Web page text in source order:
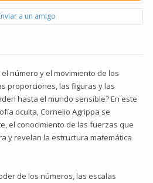
a un amigo
número y el movimiento de los
proporciones, las figuras y las
hasta el mundo sensible? En este
oculta, Cornelio Agrippa se
el conocimiento de las fuerzas que
y revelan la estructura matemática
de los números, las escalas